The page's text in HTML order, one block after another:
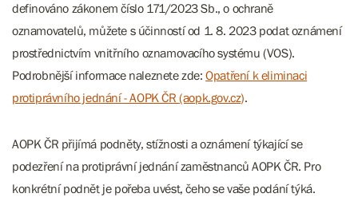
definováno zákonem číslo 171/2023 Sb., o ochraně
oznamovatelů, můžete s účinností od 1. 8. 2023 podat oznámení
prostřednictvím vnitřního oznamovacího systému (VOS).
Podrobnější informace naleznete zde:Opatření k eliminaci
protiprávního jednání - AOPK ČR (aopk.gov.cz).
AOPK ČR přijímá podněty, stížnosti a oznámení týkající se
podezření na protiprávní jednání zaměstnanců AOPK ČR. Pro
konkrétní podnět je pořeba uvést, čeho se vaše podání týká.